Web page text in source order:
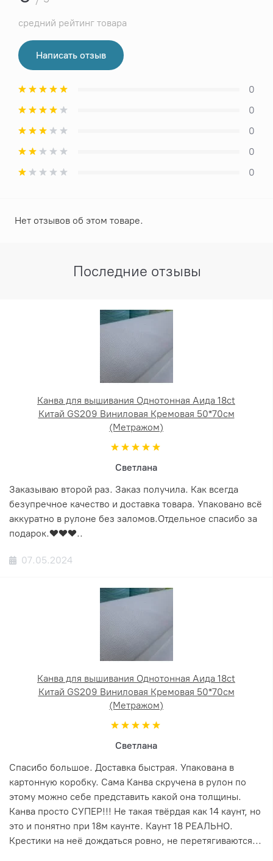
средний рейтинг товара
Написать отзыв
0
0
0
0
0
Нет отзывов об этом товаре.
Последние отзывы
Канва для вышивания Однотонная Аида 18ct
Китай GS209 Виниловая Кремовая 50*70см
(Метражом)
Светлана
Заказываю второй раз. Заказ получила. Как всегда
безупречное качество и доставка товара. Упаковано всё
аккуратно в рулоне без заломов.Отдельное спасибо за
подарок.❤️❤️❤️..
07.05.2024
Канва для вышивания Однотонная Аида 18ct
Китай GS209 Виниловая Кремовая 50*70см
(Метражом)
Светлана
Спасибо большое. Доставка быстрая. Упакована в
картонную коробку. Сама Канва скручена в рулон по
этому можно себе представить какой она толщины.
Канва просто СУПЕР!!! Не такая твёрдая как 14 каунт, но
это и понятно при 18м каунте. Каунт 18 РЕАЛЬНО.
Крестики на неё дождаться ровно, не перетягиваются...